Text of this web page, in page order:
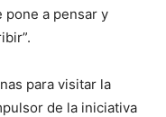
pone a pensar y
para visitar la
de la iniciativa